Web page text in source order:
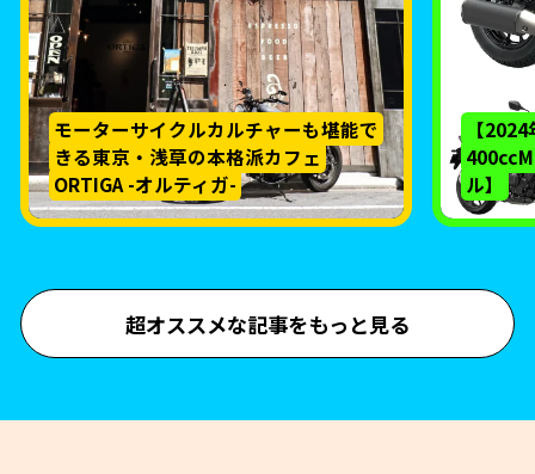
モーターサイクルカルチャーも堪能で
きる東京・浅草の本格派カフェ
ORTIGA -オルティガ-
【
ル】
超オススメな記事をもっと見る